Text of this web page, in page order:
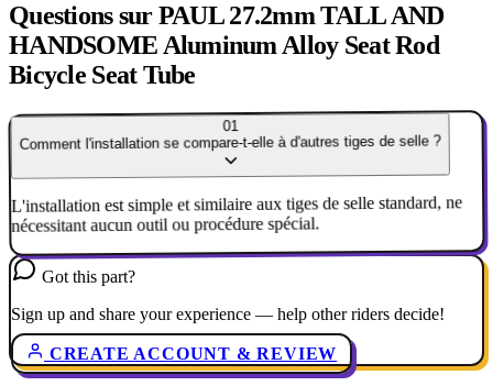
Questions sur PAUL 27.2mm TALL AND
HANDSOME Aluminum Alloy Seat Rod
Bicycle Seat Tube
01
Comment l'installation se compare-t-elle à d'autres tiges de selle ?
L'installation est simple et similaire aux tiges de selle standard, ne
nécessitant aucun outil ou procédure spécial.
Got this part?
Sign up and share your experience — help other riders decide!
CREATE ACCOUNT & REVIEW